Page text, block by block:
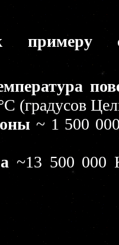
примеру
(градусов
~ 1 500
~13 500 000